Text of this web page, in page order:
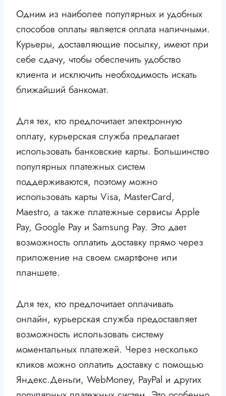
Одним из наиболее популярных и удобных
способов оплаты является оплата наличными.
Курьеры, доставляющие посылку, имеют при
себе сдачу, чтобы обеспечить удобство
клиента и исключить необходимость искать
ближайший банкомат.
Для тех, кто предпочитает электронную
оплату, курьерская служба предлагает
использовать банковские карты. Большинство
популярных платежных систем
поддерживаются, поэтому можно
использовать карты Visa, MasterCard,
Maestro, а также платежные сервисы Apple
Pay, Google Pay и Samsung Pay. Это дает
возможность оплатить доставку прямо через
приложение на своем смартфоне или
планшете.
Для тех, кто предпочитает оплачивать
онлайн, курьерская служба предоставляет
возможность использовать систему
моментальных платежей. Через несколько
кликов можно оплатить доставку с помощью
Яндекс.Деньги, WebMoney, PayPal и других